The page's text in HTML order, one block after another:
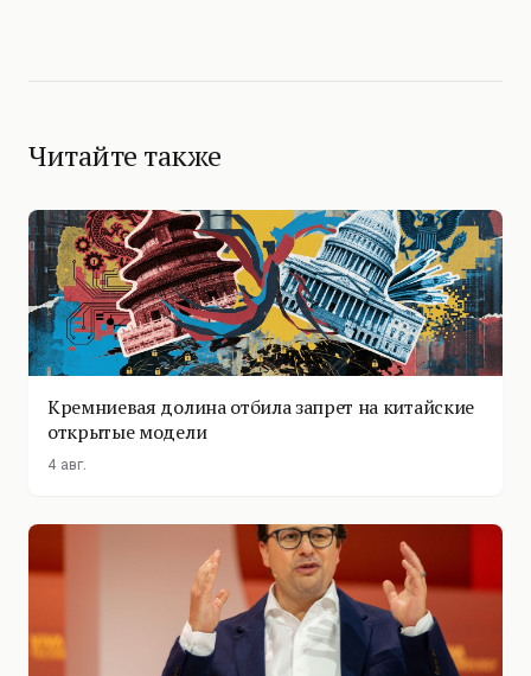
Читайте также
Кремниевая долина отбила запрет на китайские
открытые модели
4 авг.